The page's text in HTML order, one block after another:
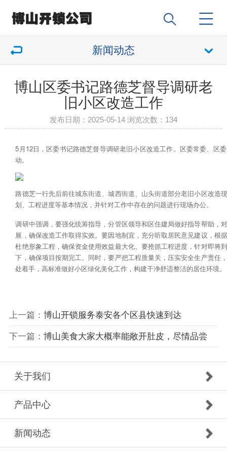
新闻动态
博山区委书记路德芝督导调研老
旧小区改造工作
发布日期：2025-05-14 浏览次数： 134
5月12日，区委书记路德芝督导调研老旧小区改造工作。区委常委、区
动。
路德芝一行先后前往城东街道、城西街道、山头街道部分老旧小区改造
划、工程进度等基本情况，并针对工作中存在的问题进行现场办公。
调研中强调，要强化统筹指导，分管区领导和区住建局做好指导帮助，
展，确保改造工作取得实效。要因地制宜，充分听取居民意见建议，根
杜绝形象工程，确保资金使用效益最大化。要抢抓工程进度，针对即将
下，确保项目按期完工。同时，要严把工程质量关，压实安全生产责任
处着手，高标准做好小区绿化美化工作，构建干净舒适整洁的居住环境。
上一篇： 博山开锁服务泰安各个区县快速到达
下一篇： 博山美食大家大概率能敞开肚皮，尽情品尝
关于我们
产品中心
新闻动态